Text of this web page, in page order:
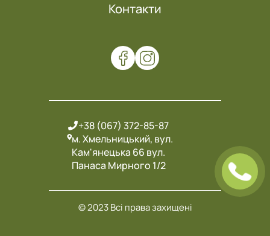
Контакти
+38 (067) 372-85-87
м. Хмельницький, вул.
Кам'янецька 66 вул.
Панаса Мирного 1/2
© 2023 Всі права захищені